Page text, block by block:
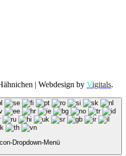
| Webdesign by Vigitals.